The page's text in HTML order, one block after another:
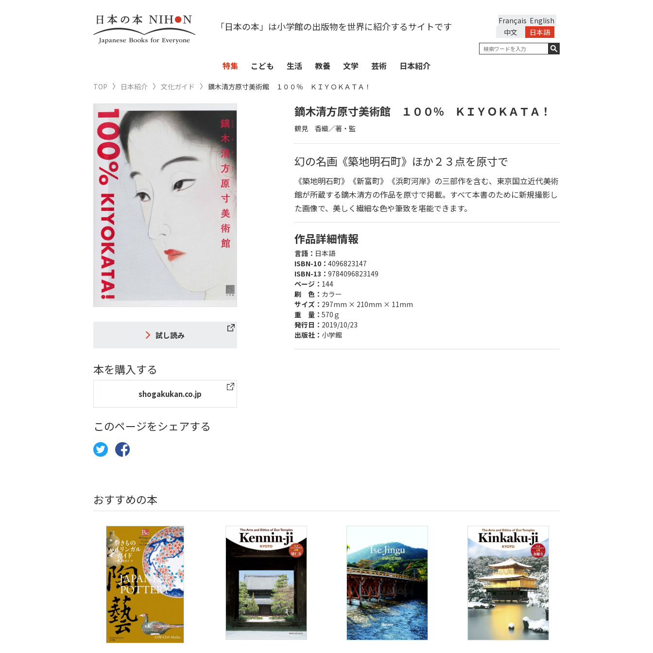
「日本の本」は小学館の出版物を世界に紹介するサイトです English
Français
日本語
中文
特集 こども 生活 教養 文学 芸術 日本紹介
TOP 日本紹介 文化ガイド 鏑木清方原寸美術館 １００％ ＫＩＹＯＫＡＴＡ！
鏑木清方原寸美術館 １００％ ＫＩＹＯＫＡＴＡ！
鶴見 香織／著・監
幻の名画《築地明石町》ほか２３点を原寸で
《築地明石町》《新富町》《浜町河岸》の三部作を含む、東京国立近代美術
館が所蔵する鏑木清方の作品を原寸で掲載。すべて本書のために新規撮影し
た画像で、美しく繊細な色や筆致を堪能できます。
作品詳細情報
言語： 日本語
ISBN-10： 4096823147
ISBN-13： 9784096823149
ページ： 144
刷 色： カラー
サイズ： 297mm × 210mm × 11mm
重 量： 570ｇ
発行日： 2019/10/23
出版社： 小学館
試し読み
本を購入する
shogakukan.co.jp
このページをシェアする
おすすめの本